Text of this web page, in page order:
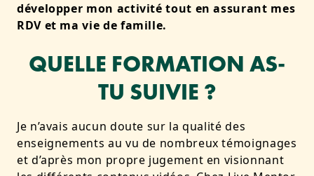
développer mon activité tout en assurant mes
RDV et ma vie de famille.
QUELLE FORMATION AS-
TU SUIVIE ?
Je n’avais aucun doute sur la qualité des
enseignements au vu de nombreux témoignages
et d’après mon propre jugement en visionnant